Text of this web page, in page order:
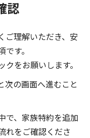
認
ご理解いただき、安
す。
をお願いします。
の画面へ進むこと
で、家族特約を追加
れをご確認くださ